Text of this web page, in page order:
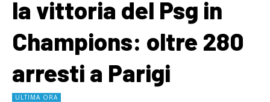
la vittoria del Psg in
Champions: oltre 280
arresti a Parigi
ULTIMA ORA